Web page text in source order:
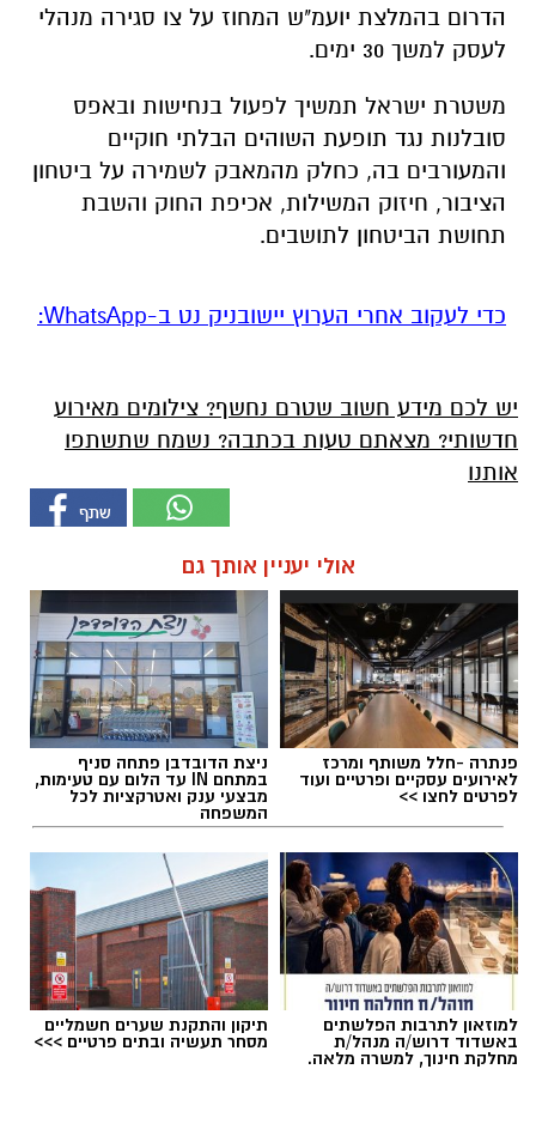
הדרום בהמלצת יועמ"ש המחוז על צו סגירה מנהלי
לעסק למשך 30 ימים.
משטרת ישראל תמשיך לפעול בנחישות ובאפס
סובלנות נגד תופעת השוהים הבלתי חוקיים
והמעורבים בה, כחלק מהמאבק לשמירה על ביטחון
הציבור, חיזוק המשילות, אכיפת החוק והשבת
תחושת הביטחון לתושבים.
‏כדי לעקוב אחרי הערוץ יישובניק נט ב-WhatsApp:‏‏‏
יש לכם מידע חשוב שטרם נחשף? צילומים מאירוע
חדשותי? מצאתם טעות בכתבה? נשמח שתשתפו
אותנו
אולי יעניין אותך גם
פנתרה -חלל משותף ומרכז
לאירועים עסקיים ופרטיים ועוד
לפרטים לחצו >>
ניצת הדובדבן פתחה סניף
במתחם IN עד הלום עם טעימות,
מבצעי ענק ואטרקציות לכל
המשפחה
למוזאון לתרבות הפלשתים
באשדוד דרוש/ה מנהל/ת
מחלקת חינוך, למשרה מלאה.
תיקון והתקנת שערים חשמליים
מסחר תעשיה ובתים פרטיים >>>